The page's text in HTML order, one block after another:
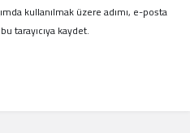
kullanılmak üzere adımı, e-posta
tarayıcıya kaydet.